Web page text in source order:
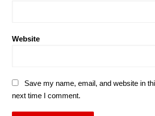
Website
Save my name, email, and website in
next time I comment.